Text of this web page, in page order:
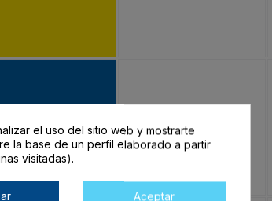
ROYAL En stock
el uso del sitio web y mostrarte
la base de un perfil elaborado a partir
visitadas).
Aceptar